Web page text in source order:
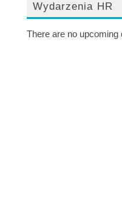
Wydarzenia HR
There are no upcoming